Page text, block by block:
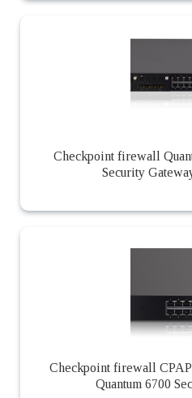
Checkpoint firewall
Security
Checkpoint firewall
Quantum 6700